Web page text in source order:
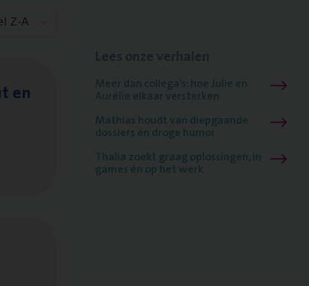
Z-A
en Meer dan collega’s: hoe Julie en
Aurélie elkaar versterken
Mathias houdt van diepgaande
dossiers én droge humor
Thalia zoekt graag oplossingen, in
games én op het werk